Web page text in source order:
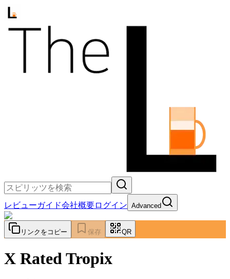
レビューガイド会社概要ログイン Advanced
リンクをコピー 保存 QR
X Rated Tropix